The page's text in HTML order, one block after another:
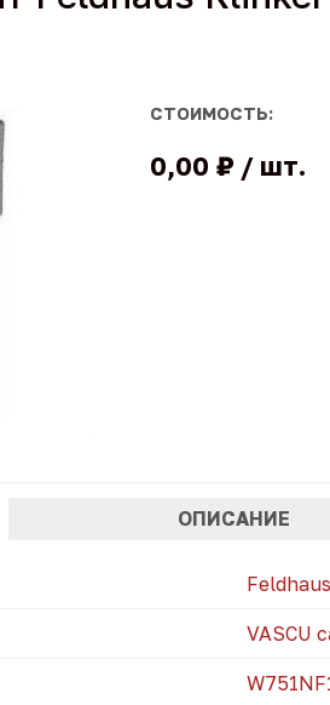
СТОИМОСТЬ:
0,00 ₽ шт.
ОПИСАНИЕ
VASCU